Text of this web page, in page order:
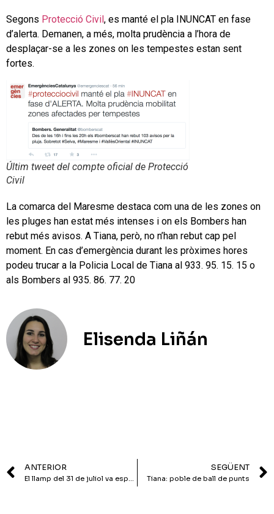
Segons Protecció Civil , es manté el pla INUNCAT en fase
d’alerta. Demanen, a més, molta prudència a l’hora de
desplaçar-se a les zones on les tempestes estan sent
fortes.
Últim tweet del compte oficial de Protecció
Civil
La comarca del Maresme destaca com una de les zones on
les pluges han estat més intenses i on els Bombers han
rebut més avisos. A Tiana, però, no n’han rebut cap pel
moment. En cas d’emergència durant les pròximes hores
podeu trucar a la Policia Local de Tiana al 933. 95. 15. 15 o
als Bombers al 935. 86. 77. 20
Elisenda Liñán
ANTERIOR
El llamp del 31 de juliol va espatllar els principals equips de Ràdio Tiana
SEGÜENT
Tiana: poble de ball de punts